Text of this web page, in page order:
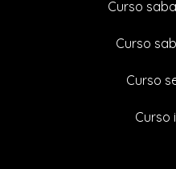
Curso
Curso
Curso
Curso